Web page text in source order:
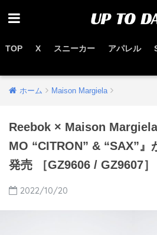
TOP X スニーカー アパレル
ホーム Maison Margiela
Reebok × Maison
MO “CITRON” & “SAX”』
発売 ［GZ9606 / GZ9607］
2022/10/20